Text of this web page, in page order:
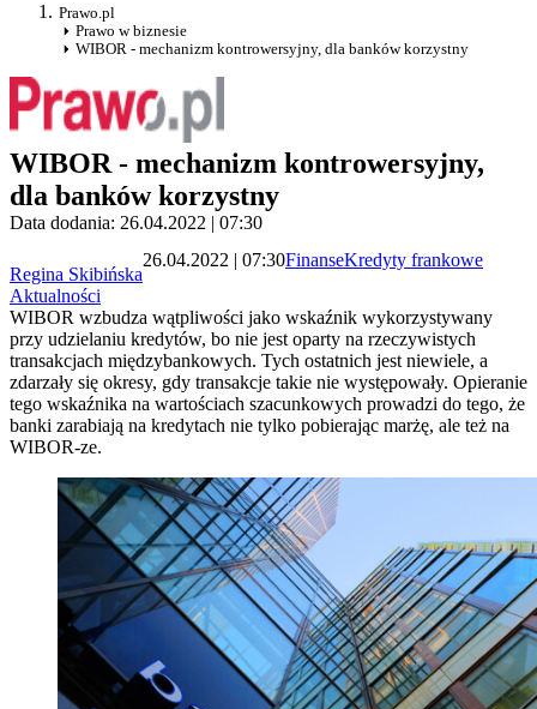
Prawo.pl
Prawo w biznesie
WIBOR - mechanizm kontrowersyjny, dla banków korzystny
WIBOR - mechanizm kontrowersyjny,
dla banków korzystny
Data dodania: 26.04.2022 | 07:30
Regina Skibińska
26.04.2022 | 07:30FinanseKredyty frankowe
Aktualności
​WIBOR wzbudza wątpliwości jako wskaźnik wykorzystywany
przy udzielaniu kredytów, bo nie jest oparty na rzeczywistych
transakcjach międzybankowych. Tych ostatnich jest niewiele, a
zdarzały się okresy, gdy transakcje takie nie występowały. Opieranie
tego wskaźnika na wartościach szacunkowych prowadzi do tego, że
banki zarabiają na kredytach nie tylko pobierając marżę, ale też na
WIBOR-ze.